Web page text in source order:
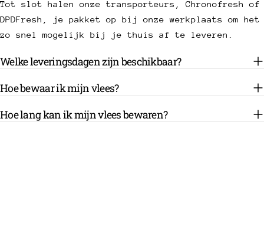
Tot slot halen onze transporteurs, Chronofresh of
DPDFresh, je pakket op bij onze werkplaats om het
zo snel mogelijk bij je thuis af te leveren.
Welke leveringsdagen zijn beschikbaar?
Hoe bewaar ik mijn vlees?
Hoe lang kan ik mijn vlees bewaren?